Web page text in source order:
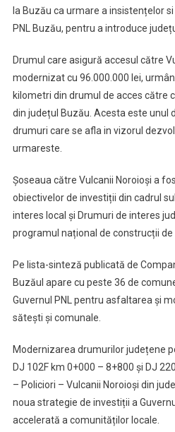
la Buzău ca urmare a insistențelor
PNL Buzău, pentru a introduce
Drumul care asigură accesul către
modernizat cu 96.000.000 lei,
kilometri din drumul de acces către
din județul Buzău. Acesta este unul
drumuri care se afla in vizorul
urmareste.
Șoseaua către Vulcanii Noroioși a
obiectivelor de investiții din cadrul
interes local și Drumuri de interes
programul național de construcții de
Pe lista-sinteză publicată de
Buzăul apare cu peste 36 de
Guvernul PNL pentru asfaltarea și
sătești și comunale.
Modernizarea drumurilor județene
DJ 102F km 0+000 – 8+800 și DJ
– Policiori – Vulcanii Noroioși din
noua strategie de investiții a
accelerată a comunităților locale.